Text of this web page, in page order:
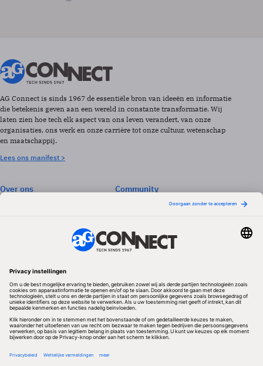
AG Connect is sinds 1967 de essentiële bron van ideeën en informatie
die betekenis geven aan een wereld in constante transformatie. Wij
laten zien hoe tech elk aspect van ons leven verandert, van onze
organisaties, ons werk en onze carrière tot onze cultuur, wetenschap
en maatschappij.
Lees ons manifest >
Over ons
Privacyinstellingen
Community
Events & Opleidingen
Vacatures
Whitepapers
Volg ons